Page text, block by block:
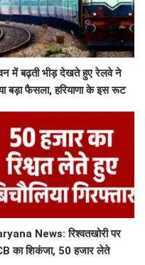
में बढ़ती भीड़ देखते हुए रेलवे ने
बड़ा फैसला, हरियाणा के इस रूट
News: रिश्वतखोरी पर
का शिकंजा, 50 हजार लेते